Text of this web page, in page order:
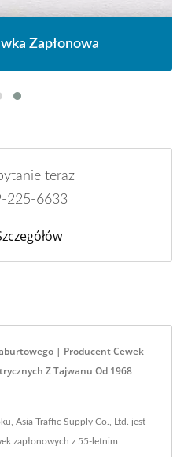
Zapłonowa
teraz
225-6633
| Producent Cewek
Z Tajwanu Od 1968
Asia Traffic Supply Co., Ltd. jest
zapłonowych z 55-letnim